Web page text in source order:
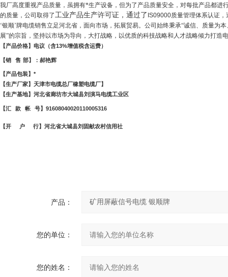
我厂高度重视产品质量，虽拥有*生产设备，但为了产品质量安全，对每批产品都
的质量，公司取得了工业产品生产许可证，通过了 IS09000质量管理体系认证，
‘银顺’牌电缆销售立足河北省，面向市场，拓展贸易。公司始终秉承“诚信、质量
展”的宗旨，坚持以市场为导向，大打战略，以优质的科技战略和人才战略倾力打造
【产品价格】电议（含13%增值税含运费）
【销 售 部】：郝艳辉
【产品包装】*
【生产厂家】天津市电缆总厂橡塑电缆厂】
【生产基地】河北省廊坊市大城县刘演马电缆工业区
【汇 款 帐 号】 91608040020110005316
【开 户 行】河北省大城县刘固献农村信用社
产品：
您的单位：
您的姓名：